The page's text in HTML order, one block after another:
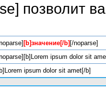
позволит
[b]значение[/b] [/noparse]
ipsum dolor sit
ipsum dolor sit amet[/b]